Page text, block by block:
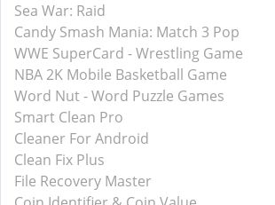
Sea War: Raid
Candy Smash Mania: Match 3 Pop
WWE SuperCard - Wrestling Game
NBA 2K Mobile Basketball Game
Word Nut - Word Puzzle Games
Smart Clean Pro
Cleaner For Android
Clean Fix Plus
File Recovery Master